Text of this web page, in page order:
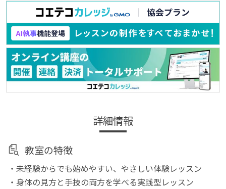
詳細情報
教室の特徴
・未経験からでも始めやすい、やさしい体験レッスン
・身体の見方と手技の両方を学べる実践型レッスン